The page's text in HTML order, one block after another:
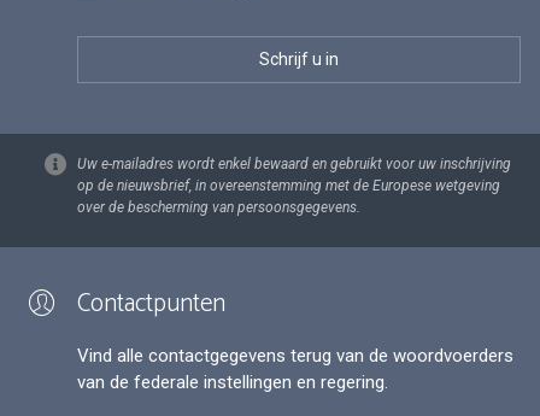
Uw e-mailadres wordt enkel bewaard en gebruikt voor uw inschrijving
op de nieuwsbrief, in overeenstemming met de Europese wetgeving
over de bescherming van persoonsgegevens.
Contactpunten
Vind alle contactgegevens terug van de woordvoerders
van de federale instellingen en regering.